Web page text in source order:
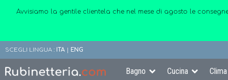
Avvisiamo la gentile clientela che nel mese di agosto le
SCEGLI LINGUA : ITA | ENG
Bagno Cucina